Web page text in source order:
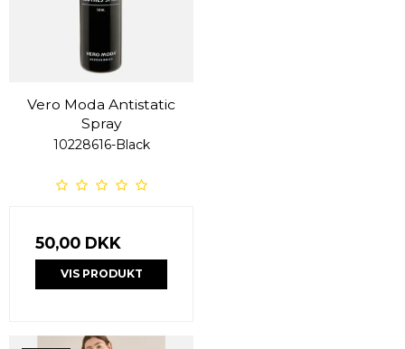
Vero Moda Antistatic
Spray
10228616-Black
50,00 DKK
VIS PRODUKT